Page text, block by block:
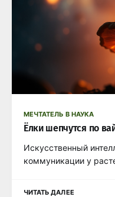
МЕЧТАТЕЛЬ В НАУКА
Ёлки шепчутся по
Искусственный
коммуникации у
ЧИТАТЬ ДАЛЕЕ